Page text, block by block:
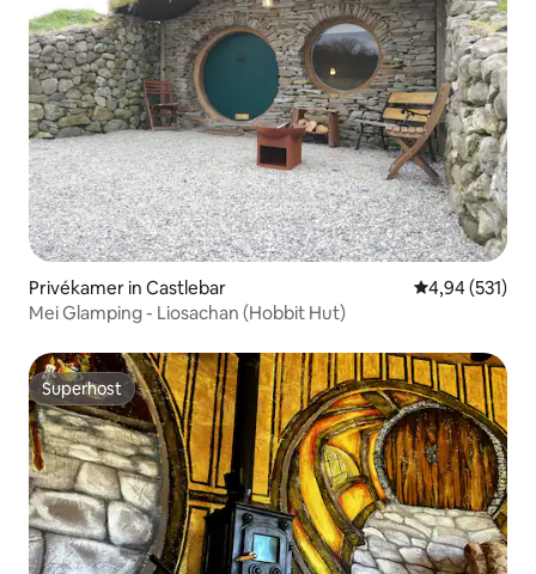
Privékamer in Castlebar Gemiddelde
4,94 (531)
Mei Glamping - Liosachan (Hobbit Hut)
Superhost
Superhost